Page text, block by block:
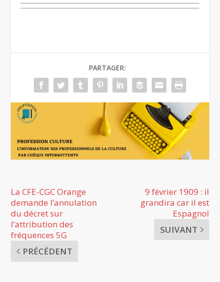
PARTAGER:
La CFE-CGC Orange
demande l’annulation
du décret sur
l’attribution des
fréquences 5G
PRÉCÉDENT
9 février 1909 : il
grandira car il est
Espagnol
SUIVANT